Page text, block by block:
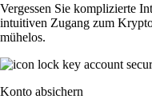
Vergessen Sie komplizierte
intuitiven Zugang zum
mühelos.
Konto absichern